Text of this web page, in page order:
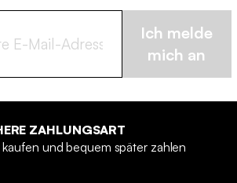
Ich melde
mich an
ZAHLUNGSART
und bequem später zahlen